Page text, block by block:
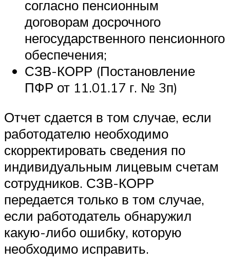
согласно пенсионным
договорам досрочного
негосударственного пенсионного
обеспечения;
СЗВ-КОРР (Постановление
ПФР от 11.01.17 г. № 3п)
Отчет сдается в том случае, если
работодателю необходимо
скорректировать сведения по
индивидуальным лицевым счетам
сотрудников. СЗВ-КОРР
передается только в том случае,
если работодатель обнаружил
какую-либо ошибку, которую
необходимо исправить.